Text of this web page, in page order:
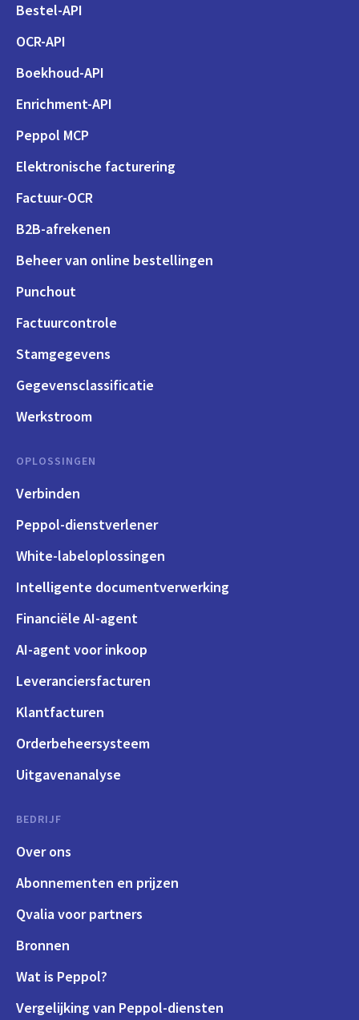
Bestel-API
OCR-API
Boekhoud-API
Enrichment-API
Peppol MCP
Elektronische facturering
Factuur-OCR
B2B-afrekenen
Beheer van online bestellingen
Punchout
Factuurcontrole
Stamgegevens
Gegevensclassificatie
Werkstroom
OPLOSSINGEN
Verbinden
Peppol-dienstverlener
White-labeloplossingen
Intelligente documentverwerking
Financiële AI-agent
AI-agent voor inkoop
Leveranciersfacturen
Klantfacturen
Orderbeheersysteem
Uitgavenanalyse
BEDRIJF
Over ons
Abonnementen en prijzen
Qvalia voor partners
Bronnen
Wat is Peppol?
Vergelijking van Peppol-diensten